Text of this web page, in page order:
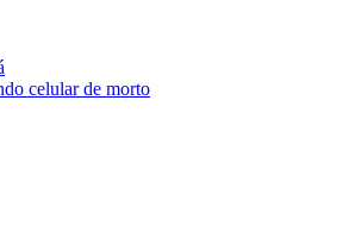
celular de morto